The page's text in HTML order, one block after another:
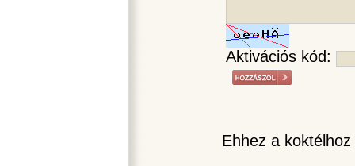
Aktivációs kód:
Ehhez a